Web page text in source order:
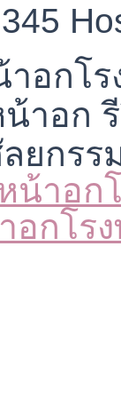
น้าอก
อกโร